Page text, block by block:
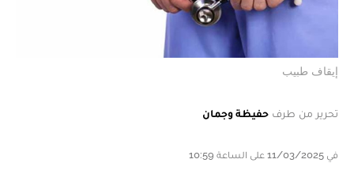
إيقاف طبيب
تحرير من طرف حفيظة وجمان
في 11/03/2025 على الساعة 10:59